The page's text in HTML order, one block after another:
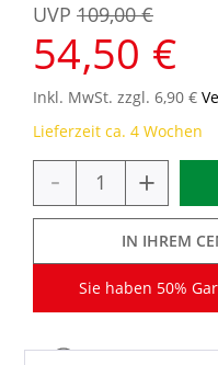
54,50 €
UVP 109,00 €
Inkl. MwSt. zzgl. 6,90 €
Lieferzeit ca. 4 Wochen
- +
IN IHREM
Sie haben 50%